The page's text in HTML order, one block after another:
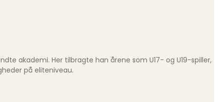
akademi. Her tilbragte han årene som U17- og U19-spiller,
på eliteniveau.